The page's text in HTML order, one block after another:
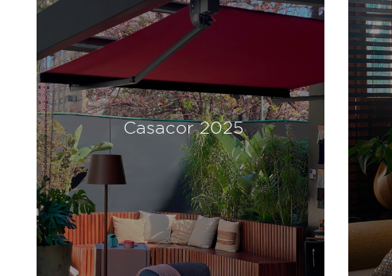
Casacor 2025